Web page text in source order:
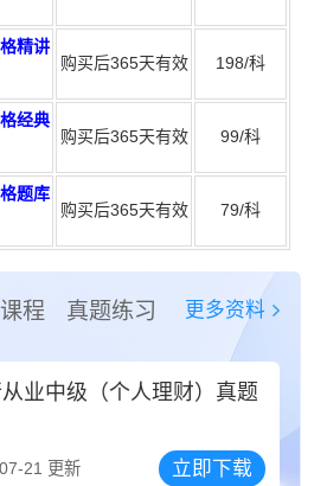
精讲
购买后365天有效 198/科
经典
购买后365天有效 99/科
题库
购买后365天有效 79/科
程 真题练习 更多资料
业中级（个人理财）真题
21 更新 立即下载